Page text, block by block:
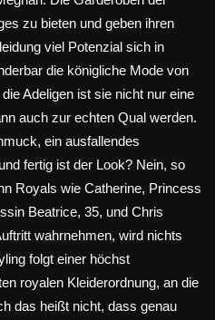
zu bieten und geben ihren
viel Potenzial sich in
die königliche Mode von
Adeligen ist sie nicht nur eine
auch zur echten Qual werden.
ein ausfallendes
fertig ist der Look? Nein, so
Royals wie Catherine, Princess
Beatrice, 35, und Chris
wahrnehmen, wird nichts
folgt einer höchst
royalen Kleiderordnung, an die
das heißt nicht, dass genau